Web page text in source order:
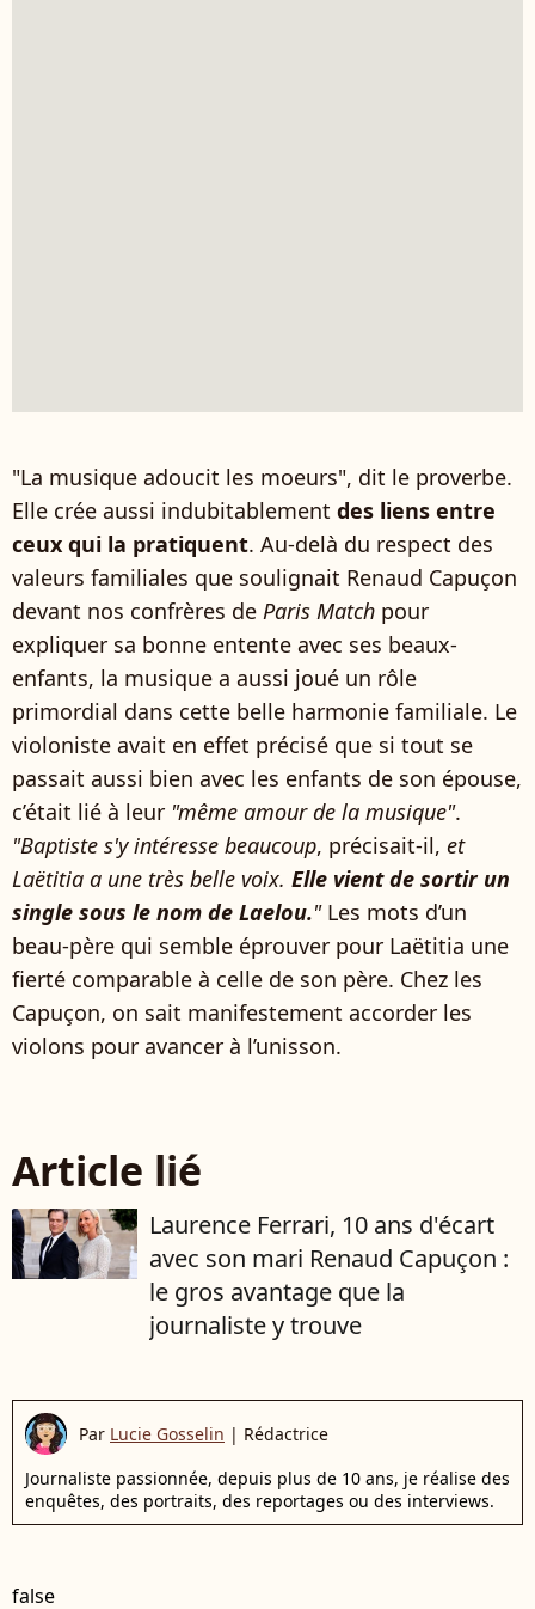
"La musique adoucit les moeurs", dit le proverbe.
Elle crée aussi indubitablement des liens entre
ceux qui la pratiquent. Au-delà du respect des
valeurs familiales que soulignait Renaud Capuçon
devant nos confrères de Paris Match pour
expliquer sa bonne entente avec ses beaux-
enfants, la musique a aussi joué un rôle
primordial dans cette belle harmonie familiale. Le
violoniste avait en effet précisé que si tout se
passait aussi bien avec les enfants de son épouse,
c’était lié à leur "même amour de la musique".
"Baptiste s'y intéresse beaucoup, précisait-il, et
Laëtitia a une très belle voix. Elle vient de sortir un
single sous le nom de Laelou."Les mots d’un
beau-père qui semble éprouver pour Laëtitia une
fierté comparable à celle de son père. Chez les
Capuçon, on sait manifestement accorder les
violons pour avancer à l’unisson.
Article lié
Laurence Ferrari, 10 ans d'écart
avec son mari Renaud Capuçon :
le gros avantage que la
journaliste y trouve
Par Lucie Gosselin | Rédactrice
Journaliste passionnée, depuis plus de 10 ans, je réalise des
enquêtes, des portraits, des reportages ou des interviews.
false